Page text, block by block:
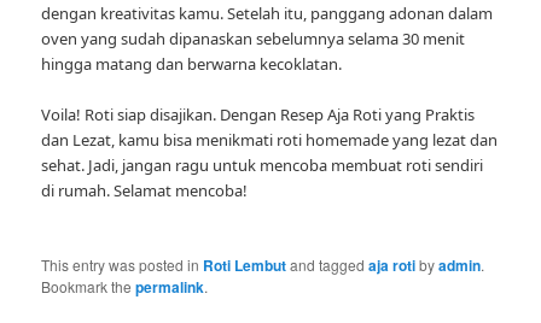
dengan kreativitas kamu. Setelah itu, panggang adonan dalam
oven yang sudah dipanaskan sebelumnya selama 30 menit
hingga matang dan berwarna kecoklatan.
Voila! Roti siap disajikan. Dengan Resep Aja Roti yang Praktis
dan Lezat, kamu bisa menikmati roti homemade yang lezat dan
sehat. Jadi, jangan ragu untuk mencoba membuat roti sendiri
di rumah. Selamat mencoba!
This entry was posted in Roti Lembutand taggedaja rotibyadmin.
Bookmark thepermalink.